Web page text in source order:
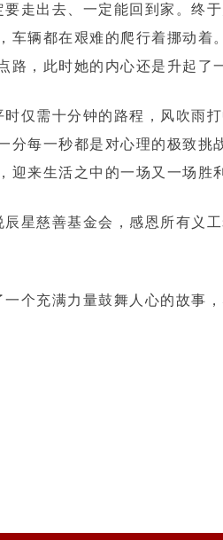
出去、一定能回到家。终
辆都在艰难的爬行着挪动
，此时她的内心还是升起了
需十分钟的路程，风吹雨
每一秒都是对心理的极致
来生活之中的一场又一场胜
慈善基金会，感恩所有义
充满力量鼓舞人心的故事